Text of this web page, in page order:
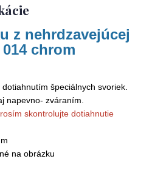
z nehrdzavejúcej
chrom
špeciálnych svoriek.
napevno- zváraním.
skontrolujte dotiahnutie
na obrázku